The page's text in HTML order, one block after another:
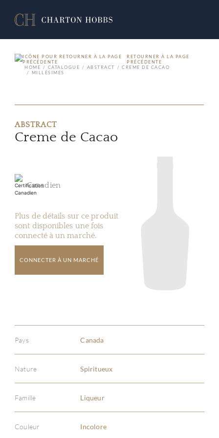
RETOURNER À LA PAGE
PRÉCÉDENTE
HOME
CATALOGUE ABSTRACT
CREME DE CACAO
MILLÉSIMES
ABSTRACT
Creme de Cacao
Canadien
Plus de détails sur ce produit
sont disponibles une fois
connecté à un marché.
CONNECTER À UN MARCHÉ
Pays Canada
Nature Spiritueux
Famille Liqueur
Couleur Incolore